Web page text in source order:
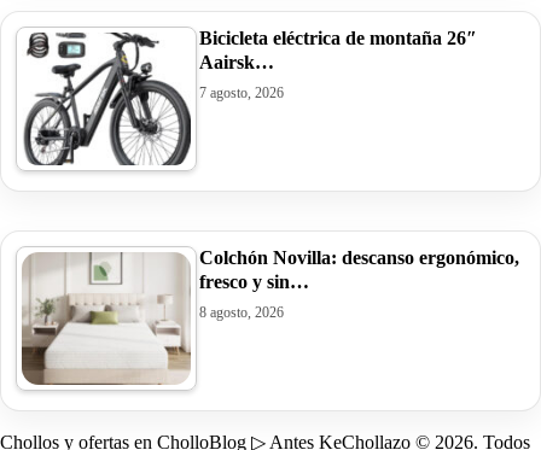
Bicicleta eléctrica de montaña 26″
Aairsk…
7 agosto, 2026
Colchón Novilla: descanso ergonómico,
fresco y sin…
8 agosto, 2026
Chollos y ofertas en CholloBlog ▷ Antes KeChollazo © 2026. Todos